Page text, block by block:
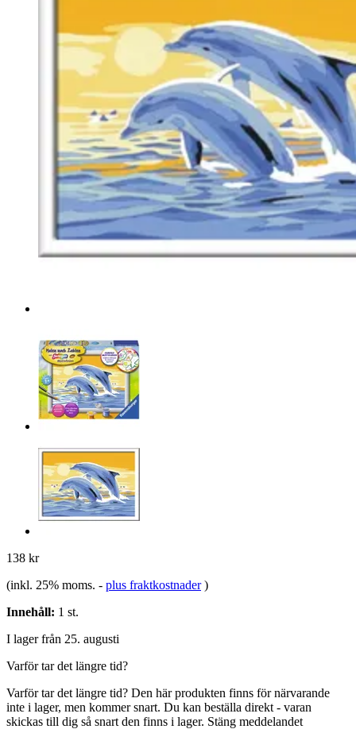
138 kr
(inkl. 25% moms. - plus fraktkostnader )
Innehåll: 1 st.
I lager från 25. augusti
Varför tar det längre tid?
Varför tar det längre tid? Den här produkten finns för närvarande
inte i lager, men kommer snart. Du kan beställa direkt - varan
skickas till dig så snart den finns i lager. Stäng meddelandet